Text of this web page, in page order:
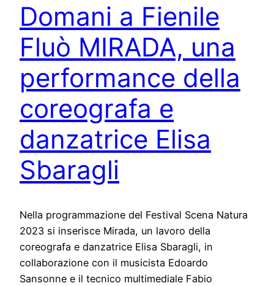
Domani a Fienile
Fluò MIRADA, una
performance della
coreografa e
danzatrice Elisa
Sbaragli
Nella programmazione del Festival Scena Natura
2023 si inserisce Mirada, un lavoro della
coreografa e danzatrice Elisa Sbaragli, in
collaborazione con il musicista Edoardo
Sansonne e il tecnico multimediale Fabio